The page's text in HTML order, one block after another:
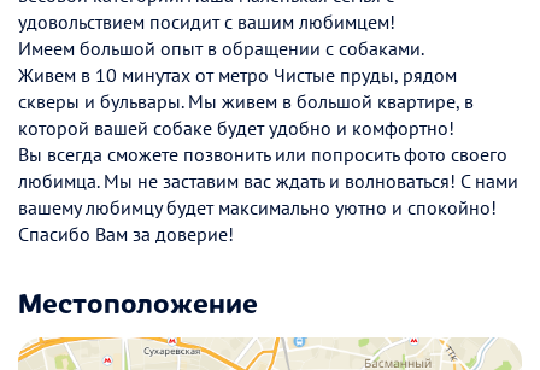
удовольствием посидит с вашим любимцем!
Имеем большой опыт в обращении с собаками.
Живем в 10 минутах от метро Чистые пруды, рядом
скверы и бульвары. Мы живем в большой квартире, в
которой вашей собаке будет удобно и комфортно!
Вы всегда сможете позвонить или попросить фото своего
любимца. Мы не заставим вас ждать и волноваться! С нами
вашему любимцу будет максимально уютно и спокойно!
Спасибо Вам за доверие!
Местоположение